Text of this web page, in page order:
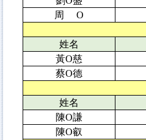
周 O
姓名
黃O慈
蔡O德
姓名
陳O謙
陳O叡